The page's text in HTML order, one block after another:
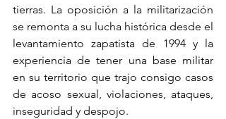
tierras. La oposición a la militarización
se remonta a su lucha histórica desde el
levantamiento zapatista de 1994 y la
experiencia de tener una base militar
en su territorio que trajo consigo casos
de acoso sexual, violaciones, ataques,
inseguridad y despojo.